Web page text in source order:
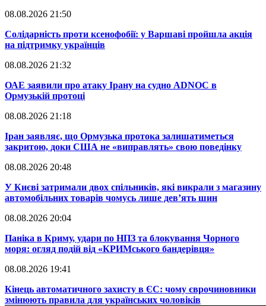
08.08.2026 21:50
​Солідарність проти ксенофобії: у Варшаві пройшла акція
на підтримку українців
08.08.2026 21:32
​ОАЕ заявили про атаку Ірану на судно ADNOC в
Ормузькій протоці
08.08.2026 21:18
​Іран заявляє, що Ормузька протока залишатиметься
закритою, доки США не «виправлять» свою поведінку
08.08.2026 20:48
​У Києві затримали двох спільників, які викрали з магазину
автомобільних товарів чомусь лише дев’ять шин
08.08.2026 20:04
Паніка в Криму, удари по НПЗ та блокування Чорного
моря: огляд подій від «КРИМського бандерівця»
08.08.2026 19:41
​Кінець автоматичного захисту в ЄС: чому єврочиновники
змінюють правила для українських чоловіків